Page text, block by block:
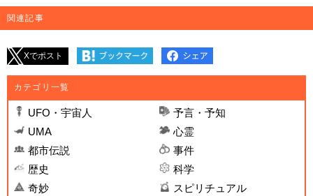
関連記事
Xでポスト
カテゴリ一覧
UFO・宇宙人
予言・予知
UMA
心霊
都市伝説
事件
歴史
科学
奇妙
スピリチュアル